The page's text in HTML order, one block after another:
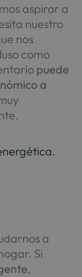
aspirar a
nuestro
nos
como
puede
a
a
Si
,